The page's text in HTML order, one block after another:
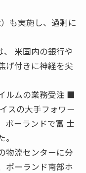
も実施し、過剰に
米国内の銀行や
げ付きに神経を尖
ルムの業務受注 ■
の大手フォワー
ポーランドで富 士
物流センターに分
ポーランド南部ホ